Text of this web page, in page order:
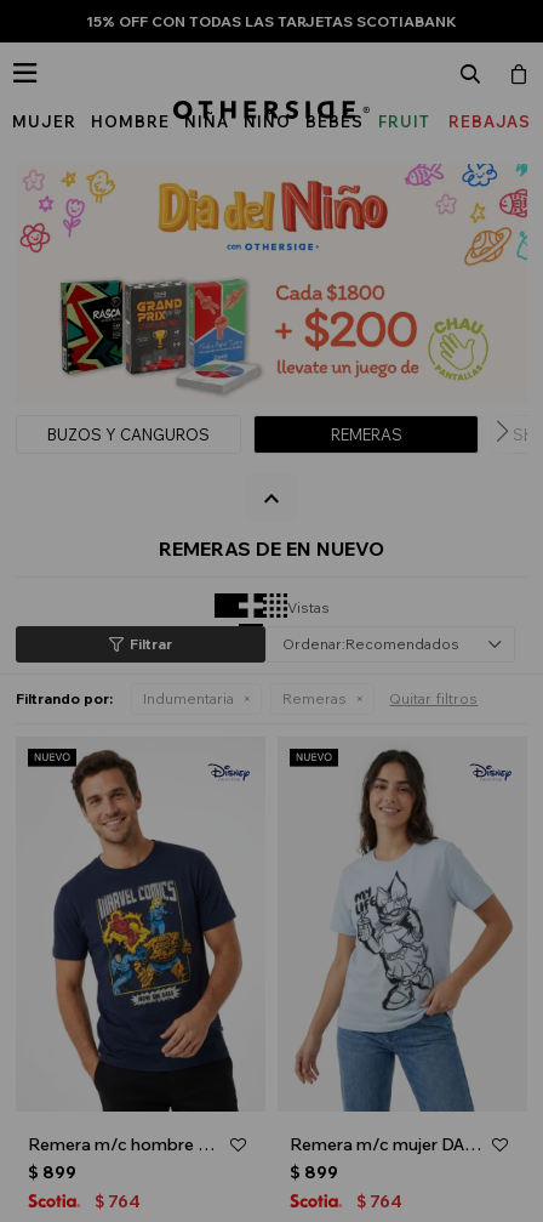
15% OFF CON TODAS LAS TARJETAS SCOTIABANK
MUJER HOMBRE NIÑA NIÑO BEBÉS
FRUIT
THE
LOOM
REBAJAS

BUZOS Y CANGUROS REMERAS
REMERAS DE EN NUEVO
Vistas
Recomendados
Filtrando por: Indumentaria Remeras Quitar filtros
Remera m/c hombre MARVEL - Azul marino
$ 899
$ 764
Remera m/c mujer DAISY - Celeste
$ 899
$ 764